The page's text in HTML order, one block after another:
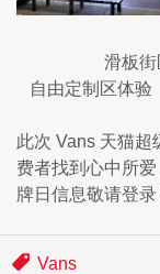
滑板街
自由定制区体验
此次 Vans 天猫
费者找到心中所爱
牌日信息敬请登录
Vans